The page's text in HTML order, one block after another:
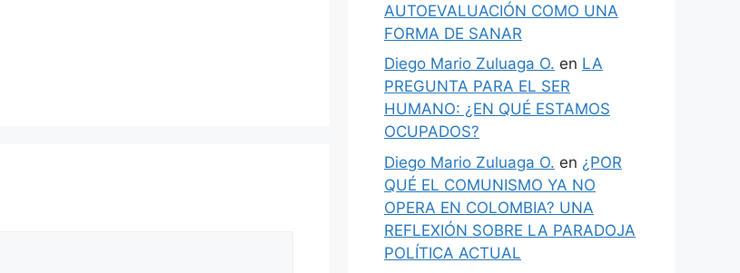
AUTOEVALUACIÓN COMO UNA
FORMA DE SANAR
Diego Mario Zuluaga O. en LA
PREGUNTA PARA EL SER
HUMANO: ¿EN QUÉ ESTAMOS
OCUPADOS?
Diego Mario Zuluaga O. en ¿POR
QUÉ EL COMUNISMO YA NO
OPERA EN COLOMBIA? UNA
REFLEXIÓN SOBRE LA PARADOJA
POLÍTICA ACTUAL